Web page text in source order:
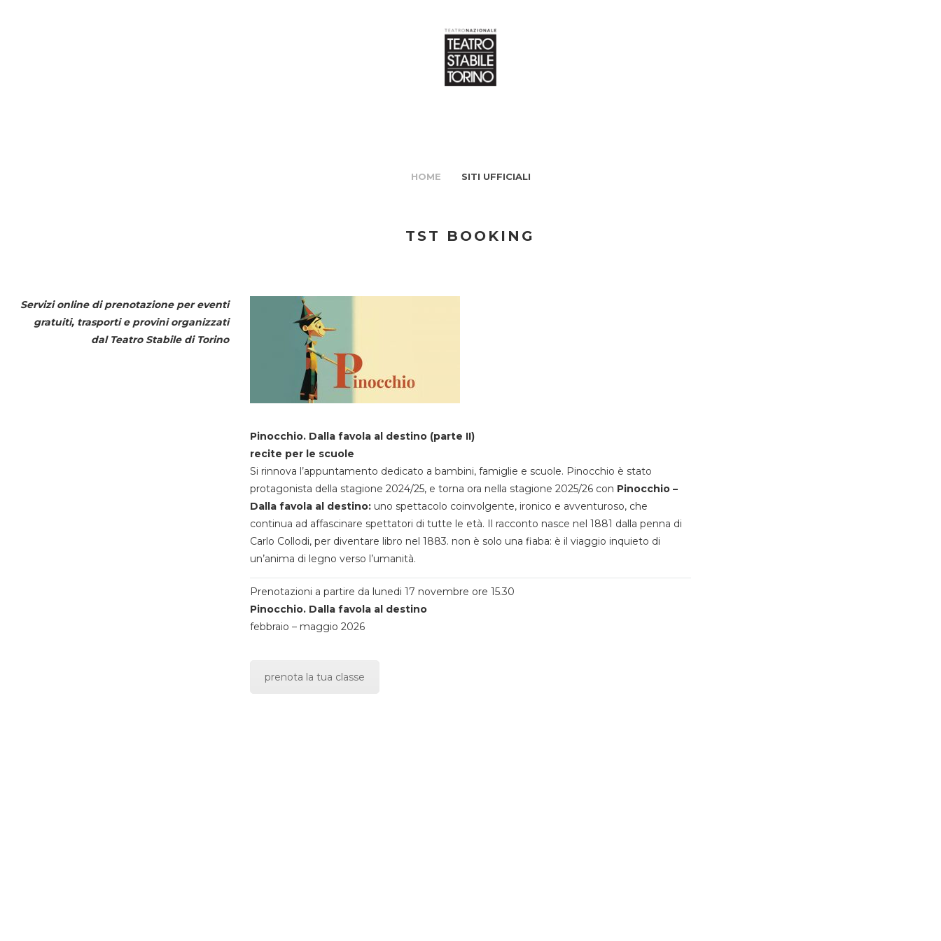
HOME SITI UFFICIALI
TST BOOKING
Servizi online di prenotazione per eventi
gratuiti, trasporti e provini organizzati
dal Teatro Stabile di Torino
Pinocchio. Dalla favola al destino (parte II)
recite per le scuole
Si rinnova l’appuntamento dedicato a bambini, famiglie e scuole. Pinocchio è stato
protagonista della stagione 2024/25, e torna ora nella stagione 2025/26 con Pinocchio –
Dalla favola al destino:uno spettacolo coinvolgente, ironico e avventuroso, che
continua ad affascinare spettatori di tutte le età. Il racconto nasce nel 1881 dalla penna di
Carlo Collodi, per diventare libro nel 1883. non è solo una fiaba: è il viaggio inquieto di
un’anima di legno verso l’umanità.
Prenotazioni a partire da lunedi 17 novembre ore 15.30
Pinocchio. Dalla favola al destino
febbraio – maggio 2026
prenota la tua classe